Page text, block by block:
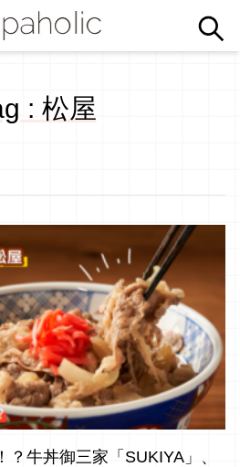
: 松屋
牛丼御三家「SUKIYA」、